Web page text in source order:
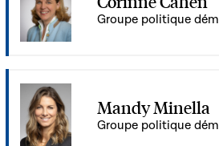
Groupe politique
Mandy Minella
Groupe politique